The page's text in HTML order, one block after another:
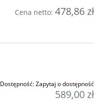
Cena netto: 478,86 zł
Dostępność:Zapytaj o dostępność
589,00 zł